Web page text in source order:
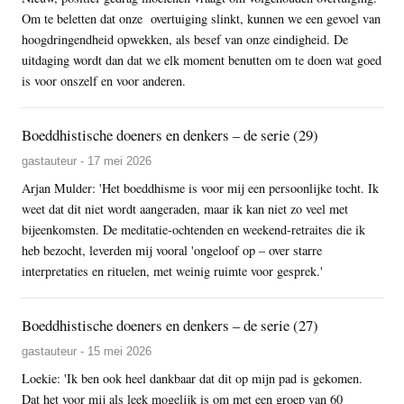
Om te beletten dat onze overtuiging slinkt, kunnen we een gevoel van
hoogdringendheid opwekken, als besef van onze eindigheid. De
uitdaging wordt dan dat we elk moment benutten om te doen wat goed
is voor onszelf en voor anderen.
Boeddhistische doeners en denkers – de serie (29)
gastauteur - 17 mei 2026
Arjan Mulder: 'Het boeddhisme is voor mij een persoonlijke tocht. Ik
weet dat dit niet wordt aangeraden, maar ik kan niet zo veel met
bijeenkomsten. De meditatie-ochtenden en weekend-retraites die ik
heb bezocht, leverden mij vooral 'ongeloof op – over starre
interpretaties en rituelen, met weinig ruimte voor gesprek.'
Boeddhistische doeners en denkers – de serie (27)
gastauteur - 15 mei 2026
Loekie: 'Ik ben ook heel dankbaar dat dit op mijn pad is gekomen.
Dat het voor mij als leek mogelijk is om met een groep van 60